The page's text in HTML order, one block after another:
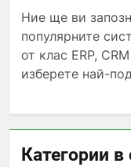
Ние ще ви
популярните
от клас ERP,
изберете най-
Категории в